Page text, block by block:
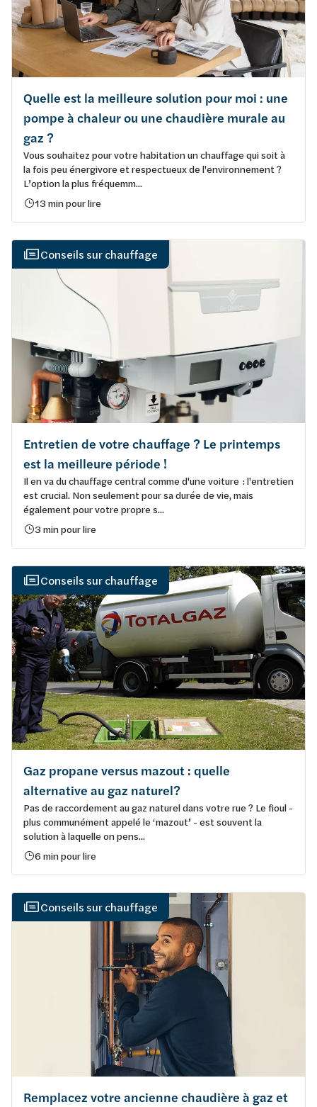
Quelle est la meilleure solution pour moi : une
pompe à chaleur ou une chaudière murale au
gaz ?
Vous souhaitez pour votre habitation un chauffage qui soit à
la fois peu énergivore et respectueux de l'environnement ?
L’option la plus fréquemm...
13 min pour lire
Conseils sur chauffage
Entretien de votre chauffage ? Le printemps
est la meilleure période !
Il en va du chauffage central comme d'une voiture : l'entretien
est crucial. Non seulement pour sa durée de vie, mais
également pour votre propre s...
3 min pour lire
Conseils sur chauffage
Gaz propane versus mazout : quelle
alternative au gaz naturel?
Pas de raccordement au gaz naturel dans votre rue ? Le fioul -
plus communément appelé le ‘mazout’ - est souvent la
solution à laquelle on pens...
6 min pour lire
Conseils sur chauffage
Remplacez votre ancienne chaudière à gaz et